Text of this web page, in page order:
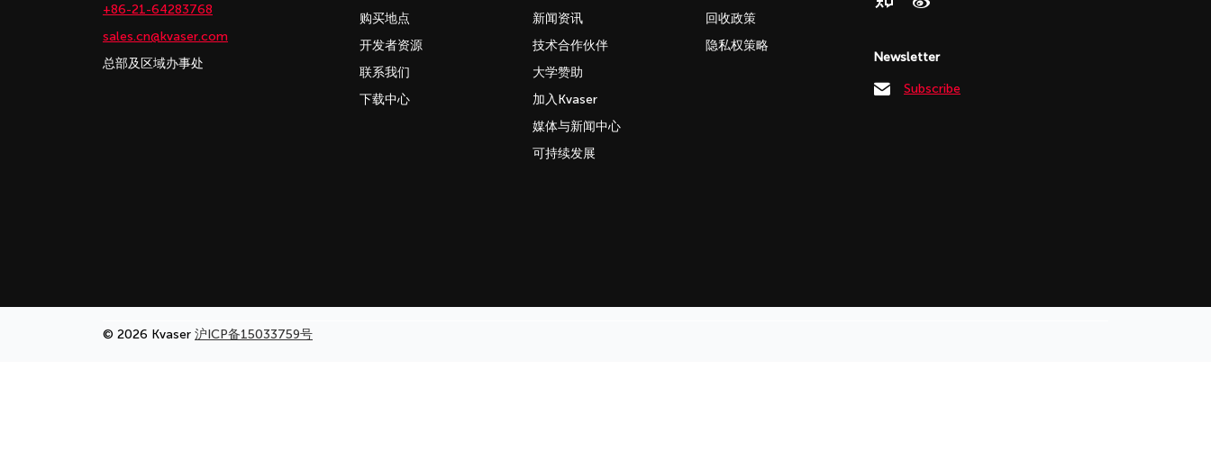
+86-21-64283768
sales.cn@kvaser.com
总部及区域办事处
购买地点
开发者资源
联系我们
下载中心
新闻资讯
技术合作伙伴
大学赞助
加入Kvaser
媒体与新闻中心
可持续发展
回收政策
隐私权策略
Newsletter
Subscribe
© 2026 Kvaser 沪ICP备15033759号